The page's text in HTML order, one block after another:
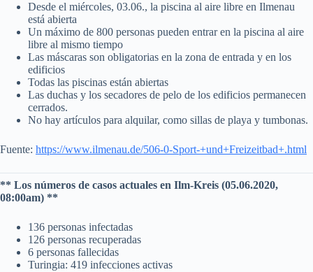
Desde el miércoles, 03.06., la piscina al aire libre en Ilmenau
está abierta
Un máximo de 800 personas pueden entrar en la piscina al aire
libre al mismo tiempo
Las máscaras son obligatorias en la zona de entrada y en los
edificios
Todas las piscinas están abiertas
Las duchas y los secadores de pelo de los edificios permanecen
cerrados.
No hay artículos para alquilar, como sillas de playa y tumbonas.
Fuente: https://www.ilmenau.de/506-0-Sport-+und+Freizeitbad+.html
** Los números de casos actuales en Ilm-Kreis (05.06.2020,
08:00am) **
136 personas infectadas
126 personas recuperadas
6 personas fallecidas
Turingia: 419 infecciones activas